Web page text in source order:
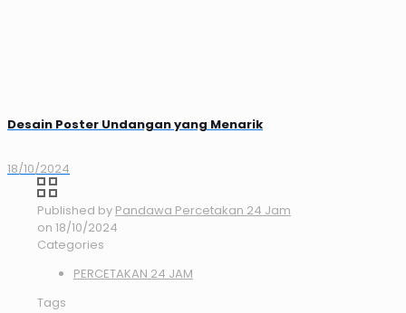
Desain Poster Undangan yang Menarik
18/10/2024
Published by Pandawa Percetakan 24 Jam
on 18/10/2024
Categories
PERCETAKAN 24 JAM
Tags